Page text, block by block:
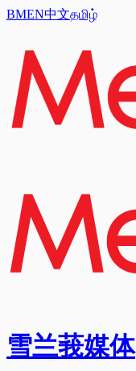
BMEN中文தமிழ்
雪兰莪媒体